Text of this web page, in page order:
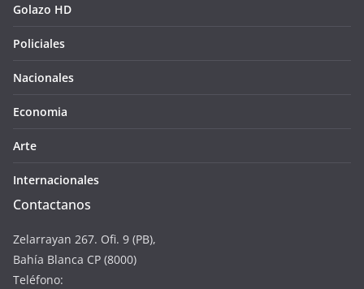
Golazo HD
Policiales
Nacionales
Economia
Arte
Internacionales
Contactanos
Zelarrayan 267. Ofi. 9 (PB),
Bahía Blanca CP (8000)
Teléfono: